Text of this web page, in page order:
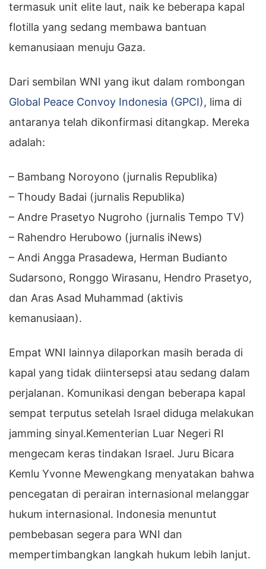
termasuk unit elite laut, naik ke beberapa kapal
flotilla yang sedang membawa bantuan
kemanusiaan menuju Gaza.
Dari sembilan WNI yang ikut dalam rombongan
Global Peace Convoy Indonesia (GPCI), lima di
antaranya telah dikonfirmasi ditangkap. Mereka
adalah:
– Bambang Noroyono (jurnalis Republika)
– Thoudy Badai (jurnalis Republika)
– Andre Prasetyo Nugroho (jurnalis Tempo TV)
– Rahendro Herubowo (jurnalis iNews)
– Andi Angga Prasadewa, Herman Budianto
Sudarsono, Ronggo Wirasanu, Hendro Prasetyo,
dan Aras Asad Muhammad (aktivis
kemanusiaan).
Empat WNI lainnya dilaporkan masih berada di
kapal yang tidak diintersepsi atau sedang dalam
perjalanan. Komunikasi dengan beberapa kapal
sempat terputus setelah Israel diduga melakukan
jamming sinyal.Kementerian Luar Negeri RI
mengecam keras tindakan Israel. Juru Bicara
Kemlu Yvonne Mewengkang menyatakan bahwa
pencegatan di perairan internasional melanggar
hukum internasional. Indonesia menuntut
pembebasan segera para WNI dan
mempertimbangkan langkah hukum lebih lanjut.